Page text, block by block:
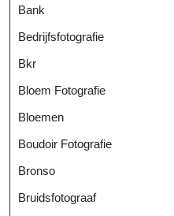
Bank
Bedrijfsfotografie
Bkr
Bloem Fotografie
Bloemen
Boudoir Fotografie
Bronso
Bruidsfotograaf